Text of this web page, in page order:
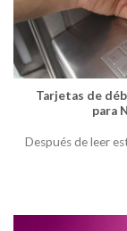
Tarjetas de
para
Después de leer